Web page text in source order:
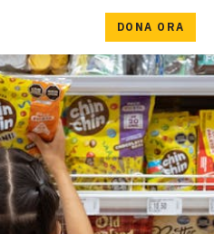
DONA ORA